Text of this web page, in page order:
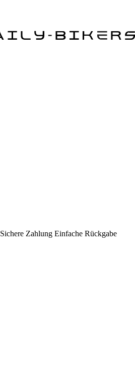
Sichere Zahlung Einfache Rückgabe